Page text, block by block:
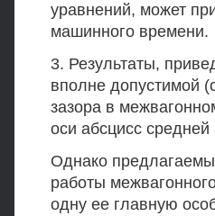
уравнений, может
машинного времени.
3. Результаты,
вполне допустимой
зазора в
оси абсцисс
Однако
работы
одну ее главную